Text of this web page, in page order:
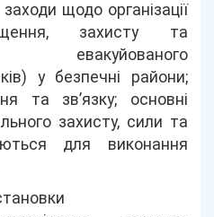
щодо організації
захисту та
евакуйованого
у безпечні райони;
та зв’язку; основні
захисту, сили та
для виконання